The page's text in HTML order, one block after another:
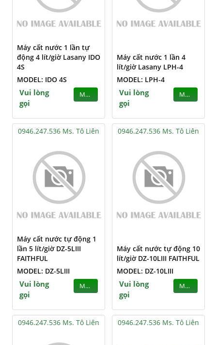
Máy cất nước 1 lần tự
động 4 lít/giờ Lasany IDO
4S
MODEL: IDO 4S
Vui lòng
gọi
MUA
Máy cất nước 1 lần 4
lít/giờ Lasany LPH-4
MODEL: LPH-4
Vui lòng
gọi
MUA
0946.247.536 Ms. Tô Liên
Máy cất nước tự động 1
lần 5 lít/giờ DZ-5LIII
FAITHFUL
MODEL: DZ-5LIII
Vui lòng
gọi
MUA
0946.247.536 Ms. Tô Liên
Máy cất nước tự động 10
lít/giờ DZ-10LIII FAITHFUL
MODEL: DZ-10LIII
Vui lòng
gọi
MUA
0946.247.536 Ms. Tô Liên 0946.247.536 Ms. Tô Liên